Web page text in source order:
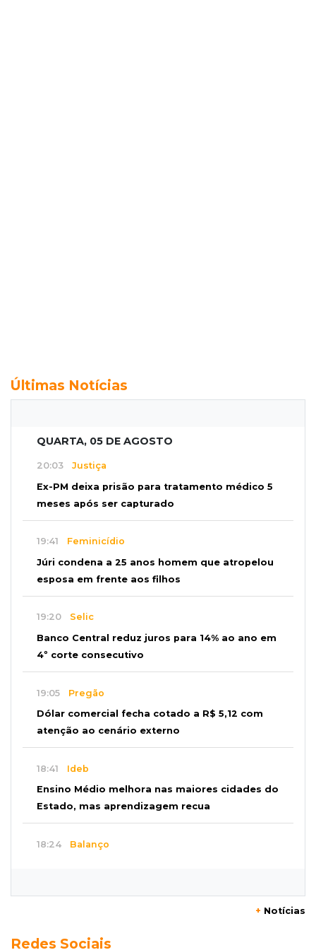
Últimas Notícias
QUARTA, 05 DE AGOSTO
20:03 Justiça
Ex-PM deixa prisão para tratamento médico 5
meses após ser capturado
19:41 Feminicídio
Júri condena a 25 anos homem que atropelou
esposa em frente aos filhos
19:20 Selic
Banco Central reduz juros para 14% ao ano em
4º corte consecutivo
19:05 Pregão
Dólar comercial fecha cotado a R$ 5,12 com
atenção ao cenário externo
18:41 Ideb
Ensino Médio melhora nas maiores cidades do
Estado, mas aprendizagem recua
18:24 Balanço
Ensino Fundamental melhora em Campo
+ Notícias
Redes Sociais